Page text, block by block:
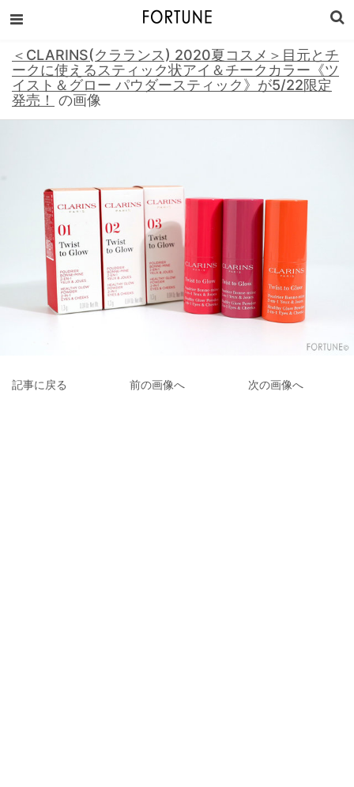
＜CLARINS(クラランス) 2020夏コスメ＞目元とチ
ークに使えるスティック状アイ＆チークカラー《ツ
イスト＆グロー パウダースティック》が5/22限定
発売！
の画像
記事に戻る 前の画像へ 次の画像へ